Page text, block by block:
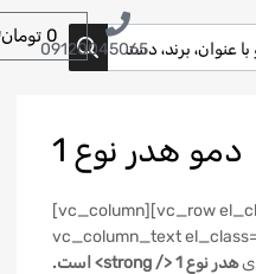
09120045065
0 تومان
دمو هدر نوع 1
[vc_row el_class=”margin-bottom-60″][vc_column]
[vc_column_text
هدر نوع 1 </ strong> است.